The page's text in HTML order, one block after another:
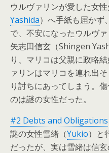
ウルヴァリンが愛した女
Yashida）へ手紙も届かず
で、不安になったウルヴ
矢志田信玄（Shingen
り、マリコは父親に政略
ァリンはマリコを連れ出
り討ちにあってしまう。
のは謎の女性だった。
#2 Debts and Obligations
謎の女性雪緒（Yukio）と
だったが、実は雪緒は信